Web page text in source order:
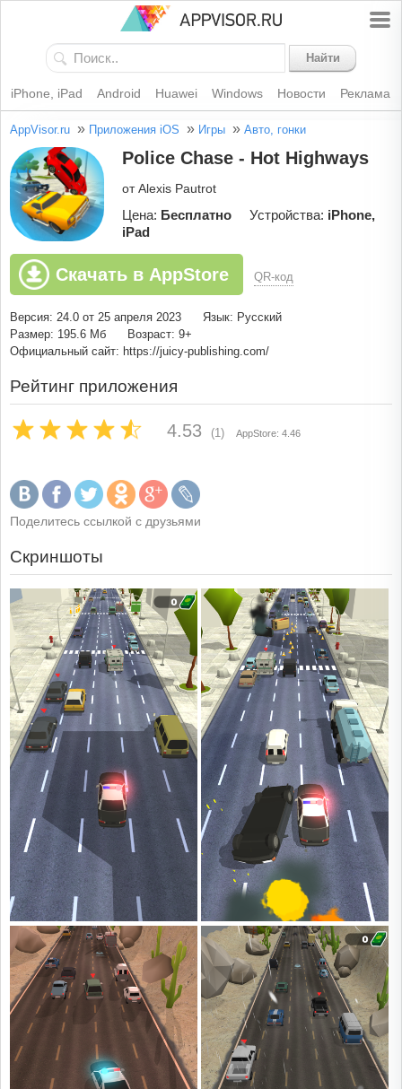
Найти
iPhone, iPad Android Huawei Windows Новости Реклама
AppVisor.ru » Приложения iOS » Игры » Авто, гонки
Police Chase - Hot Highways
от Alexis Pautrot
Цена: Бесплатно Устройства: iPhone,
iPad
Скачать в AppStore QR-код
Версия: 24.0 от 25 апреля 2023
Язык: Русский
Размер: 195.6 Мб
Возраст: 9+
Официальный сайт: https://juicy-publishing.com/
Рейтинг приложения
4.53 (1) AppStore: 4.46
Поделитесь ссылкой с друзьями
Скриншоты